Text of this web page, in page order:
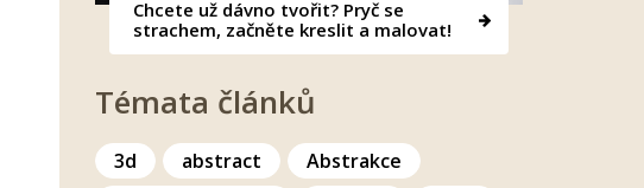
Chcete už dávno tvořit? Pryč se
strachem, začněte kreslit a malovat!
Témata článků
3d abstract
Abstrakce